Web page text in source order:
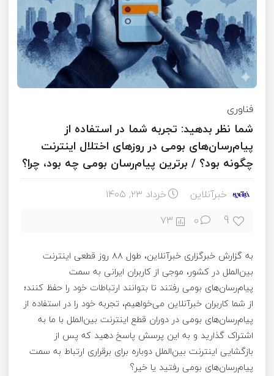
فناوری
شما نظر بدهید: تجربه شما در استفاده از
پیام‌رسان‌های بومی در روزهای اختلال اینترنت
چگونه بود؟ / برترین پیام‌رسان بومی چه بود، چرا؟
خبرآنلاین خرداد ۲۳, ۱۴۰۵
9
0
73
به گزارش خبرگزاری خبرآنلاین، طول ۸۸ روز قطعی اینترنت
بین‌الملل در کشور، موجی از کاربران ایرانی به سمت
پیام‌رسان‌های بومی رفتند تا بتوانند ارتباطات خود را حفظ کنند؛
از شما کاربران خبرآنلاین می‌خواهیم، تجربه خود را در استفاده از
پیام‌رسان‌های بومی در دوران قطع اینترنت بین‌الملل با ما به
اشتراک گذارید و به این پرسش پاسخ دهید که پس از
بازگشایی اینترنت بین‌الملل دوباره برای برقراری ارتباط به سمت
پیام‌رسان‌های بومی رفتید یا خیر؟